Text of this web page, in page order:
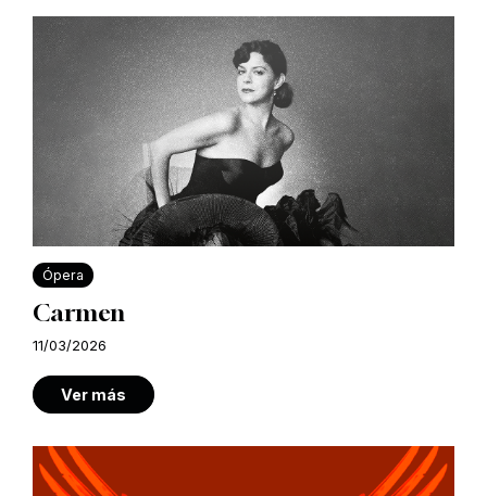
Ópera
Carmen
11/03/2026
Ver más